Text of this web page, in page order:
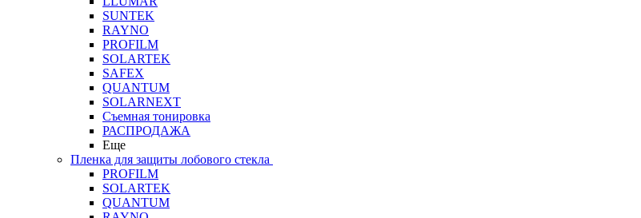
SUNTEK
RAYNO
PROFILM
SOLARTEK
SAFEX
QUANTUM
SOLARNEXT
Съемная тонировка
РАСПРОДАЖА
Еще
Пленка для защиты лобового стекла
PROFILM
SOLARTEK
QUANTUM